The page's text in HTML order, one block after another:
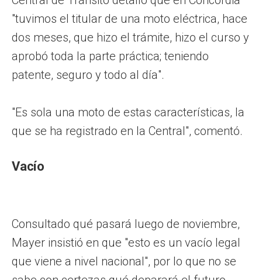
"tuvimos el titular de una moto eléctrica, hace
dos meses, que hizo el trámite, hizo el curso y
aprobó toda la parte práctica; teniendo
patente, seguro y todo al día".
"Es sola una moto de estas características, la
que se ha registrado en la Central", comentó.
Vacío
Consultado qué pasará luego de noviembre,
Mayer insistió en que "esto es un vacío legal
que viene a nivel nacional", por lo que no se